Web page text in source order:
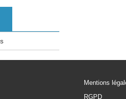
Mentions
RGPD